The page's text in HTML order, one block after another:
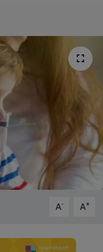
A- A+